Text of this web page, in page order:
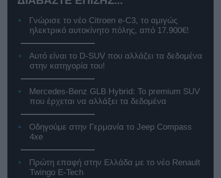
Γνώρισε το νέο Citroen e-C3, το αμιγώς
ηλεκτρικό αυτοκίνητο πόλης, από 17.900€!
Αυτό είναι το D-SUV που αλλάζει τα δεδομένα
στην κατηγορία του!
Mercedes-Benz GLB Hybrid: Το premium SUV
που έρχεται να αλλάξει τα δεδομένα
Οδηγούμε στην Γερμανία το Jeep Compass
4xe
Πρώτη επαφή στην Ελλάδα με το νέο Renault
Twingo E-Tech